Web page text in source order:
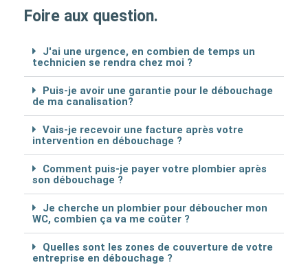
Foire aux question.
J'ai une urgence, en combien de temps un
technicien se rendra chez moi ?
Puis-je avoir une garantie pour le débouchage
de ma canalisation?
Vais-je recevoir une facture après votre
intervention en débouchage ?
Comment puis-je payer votre plombier après
son débouchage ?
Je cherche un plombier pour déboucher mon
WC, combien ça va me coûter ?
Quelles sont les zones de couverture de votre
entreprise en débouchage ?